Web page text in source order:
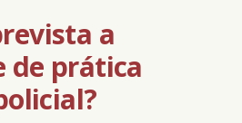
a
de prática